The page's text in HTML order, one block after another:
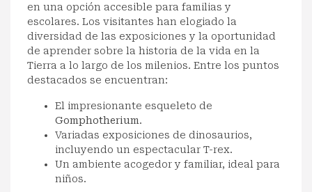
en una opción accesible para familias y
escolares. Los visitantes han elogiado la
diversidad de las exposiciones y la oportunidad
de aprender sobre la historia de la vida en la
Tierra a lo largo de los milenios. Entre los puntos
destacados se encuentran:
El impresionante esqueleto de
Gomphotherium.
Variadas exposiciones de dinosaurios,
incluyendo un espectacular T-rex.
Un ambiente acogedor y familiar, ideal para
niños.